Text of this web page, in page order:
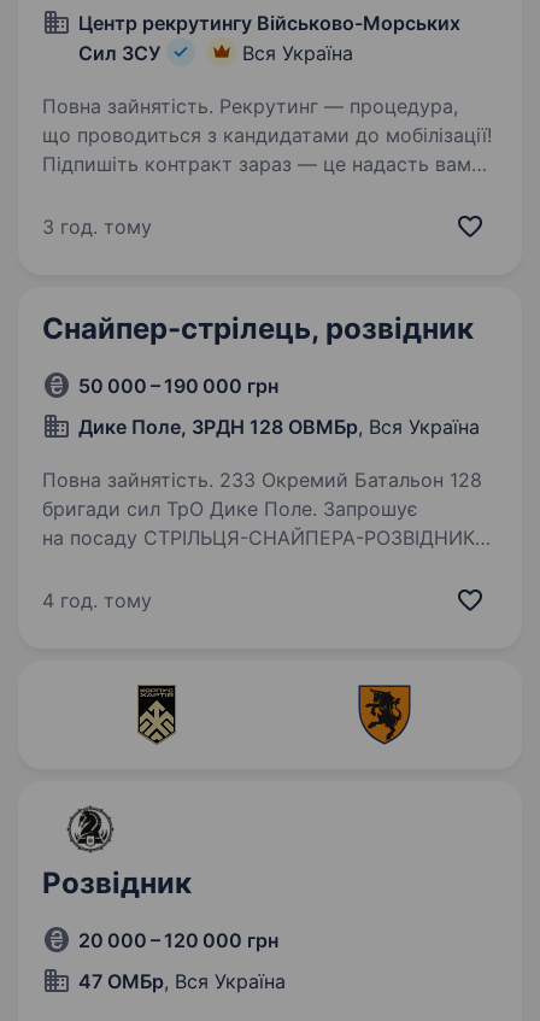
Центр рекрутингу Військово-Морських
Сил ЗСУ
Вся Україна
Повна зайнятість. Рекрутинг — процедура,
що проводиться з кандидатами до мобілізації!
Підпишіть контракт зараз — це надасть вам
всі соціальні гарантії вчасно. Основна
3 год. тому
Снайпер-стрілець, розвідник
50 000 – 190 000 грн
Дике Поле, ЗРДН 128 ОВМБр, Вся Україна
Повна зайнятість. 233 Окремий Батальон 128
бригади сил ТрО Дике Поле. Запрошує
на посаду СТРІЛЬЦЯ-СНАЙПЕРА-РОЗВІДНИКА
та служили у 2014−2024 роках, при бажанні,
4 год. тому
Розвідник
20 000 – 120 000 грн
47 ОМБр, Вся Україна